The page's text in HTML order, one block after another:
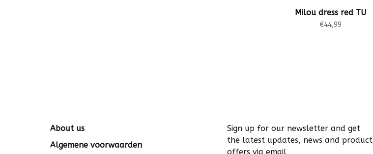
Milou dress red TU
€44,99
About us
Algemene voorwaarden
Sign up for our newsletter and get
the latest updates, news and product
offers via email